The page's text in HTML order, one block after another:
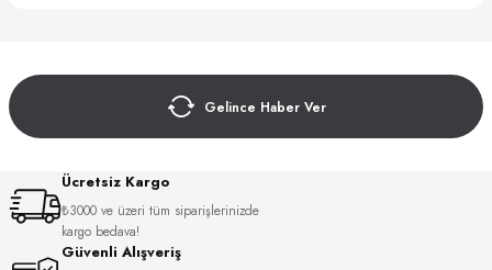
Gelince Haber Ver
Ücretsiz Kargo
₺3000 ve üzeri tüm siparişlerinizde
kargo bedava!
Güvenli Alışveriş